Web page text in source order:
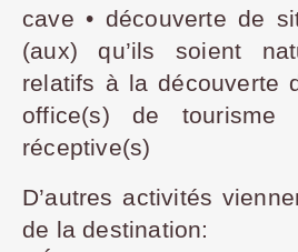
cave • découverte de
(aux) qu’ils soient
relatifs à la découverte
office(s) de
réceptive(s)
D’autres activités
de la destination: